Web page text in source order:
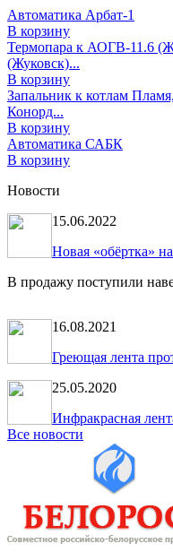
Автоматика Арбат-1
В корзину
Термопара к АОГВ-11.6
(Жуковск)...
В корзину
Запальник к котлам
Конорд...
В корзину
Автоматика САБК
В корзину
Новости
15.06.2022
Новая «обёртка»
В продажу поступили
16.08.2021
Греющая лента
25.05.2020
Инфракрасная
Все новости